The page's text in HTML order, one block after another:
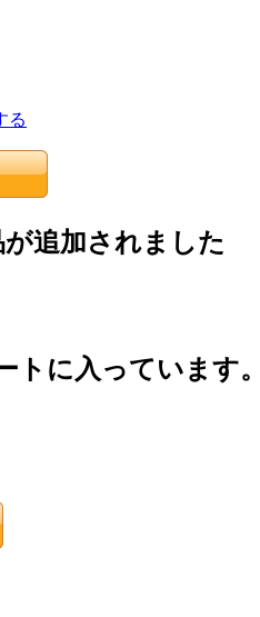
る
追加されました
トに入っています。